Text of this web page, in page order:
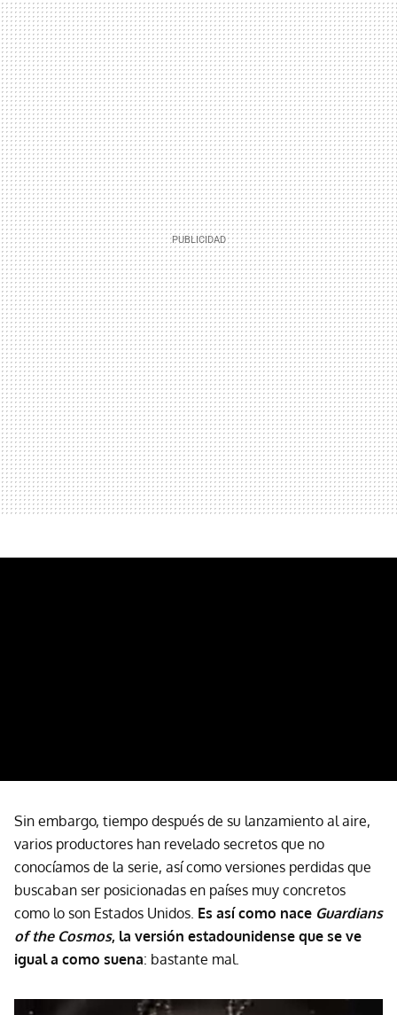
Sin embargo, tiempo después de su lanzamiento al aire,
varios productores han revelado secretos que no
conocíamos de la serie, así como versiones perdidas que
buscaban ser posicionadas en países muy concretos
como lo son Estados Unidos. Es así como nace Guardians
of the Cosmos, la versión estadounidense que se ve
igual a como suena: bastante mal.